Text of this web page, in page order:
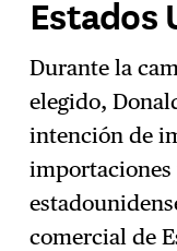
Estados
Durante la
elegido,
intención de
importaciones
comercial de